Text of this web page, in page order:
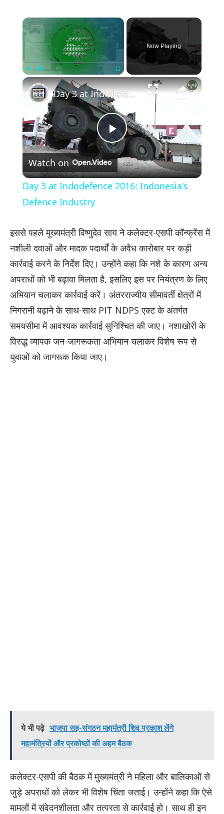
×
Play Unmute Fullscreen
Now Playing
×
Play
Video
Day 3 at Indodefence 2016: Indonesia's Defence Industry
Watch on
Day 3 at Indodefence 2016: Indonesia's
Defence Industry
इससे पहले मुख्यमंत्री विष्णुदेव साय ने कलेक्टर-एसपी कॉन्फ्रेंस में
नशीली दवाओं और मादक पदार्थों के अवैध कारोबार पर कड़ी
कार्रवाई करने के निर्देश दिए। उन्होंने कहा कि नशे के कारण अन्य
अपराधों को भी बढ़ावा मिलता है, इसलिए इस पर नियंत्रण के लिए
अभियान चलाकर कार्रवाई करें। अंतरराज्यीय सीमावर्ती क्षेत्रों में
निगरानी बढ़ाने के साथ-साथ PIT NDPS एक्ट के अंतर्गत
समयसीमा में आवश्यक कार्रवाई सुनिश्चित की जाए। नशाखोरी के
विरुद्ध व्यापक जन-जागरूकता अभियान चलाकर विशेष रूप से
युवाओं को जागरूक किया जाए।
ये भी पढ़े भाजपा सह-संगठन महामंत्री शिव प्रकाश लेंगे
महामंत्रियों और प्रकोष्ठों की अहम बैठक
कलेक्टर-एसपी की बैठक में मुख्यमंत्री ने महिला और बालिकाओं से
जुड़े अपराधों को लेकर भी विशेष चिंता जताई। उन्होंने कहा कि ऐसे
मामलों में संवेदनशीलता और तत्परता से कार्रवाई हो। साथ ही इन